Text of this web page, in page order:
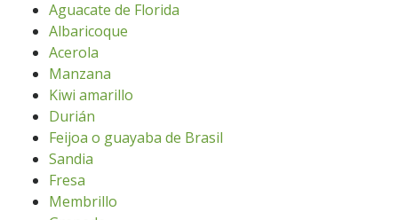
Aguacate de Florida
Albaricoque
Acerola
Manzana
Kiwi amarillo
Durián
Feijoa o guayaba de Brasil
Sandia
Fresa
Membrillo